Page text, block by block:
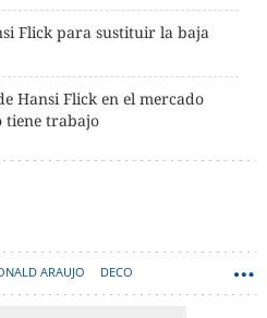
Flick para sustituir la baja
Hansi Flick en el mercado
tiene trabajo
ARAUJO DECO